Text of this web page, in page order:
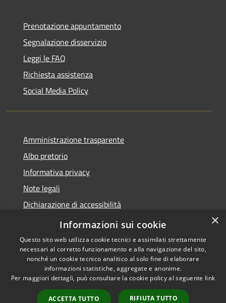
Prenotazione appuntamento
Segnalazione disservizio
Leggi le FAQ
Richiesta assistenza
Social Media Policy
Amministrazione trasparente
Albo pretorio
Informativa privacy
Note legali
Dichiarazione di accessibilità
Piano di miglioramento del sito
Accessibility
Copyright © 2026 • Comune di
Scandiano • Powered by
Municipium•
Admin
×
Informazioni sui cookie
Questo sito web utilizza cookie tecnici e assimilati strettamente
necessari al corretto funzionamento e alla navigazione del sito,
nonché un cookie tecnico analitico al solo fine di elaborare
informazioni statistiche, aggregate e anonime.
Per maggiori dettagli, può consultare la cookie policy al seguente link
ACCETTA TUTTO RIFIUTA TUTTO